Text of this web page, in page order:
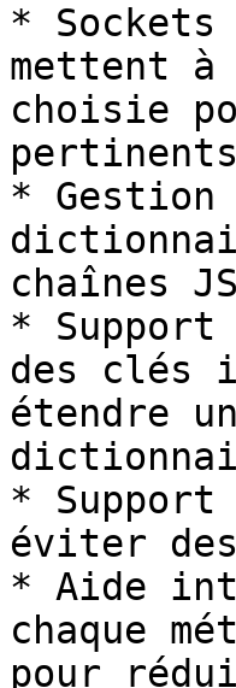
*
mettent à
choisie
* Gestion
chaînes
*
des clés
étendre
*
éviter
* Aide
chaque
pour